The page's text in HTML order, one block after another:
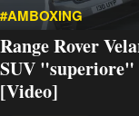
#AMBOXING
Range Rover
SUV "superiore"
[Video]